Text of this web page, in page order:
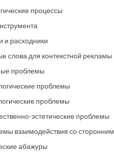
процессы
и расходники
слова для контекстной рекламы
проблемы
проблемы
проблемы
эстетические проблемы
взаимодействия со
абажуры